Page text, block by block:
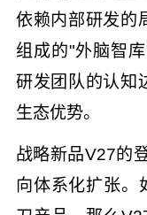
依赖内部研发的
组成的"外脑智
研发团队的认知
生态优势。
战略新品V27的
向体系化扩张。